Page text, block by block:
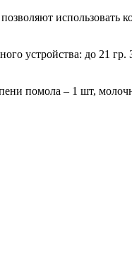
использовать
устройства: до 21
помола – 1 шт,